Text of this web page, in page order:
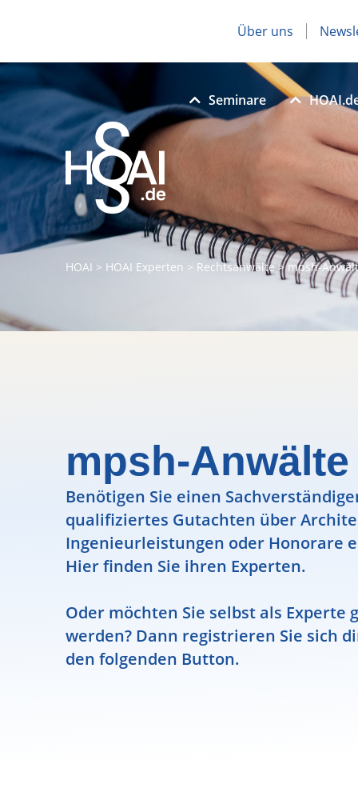
Über uns
Seminare
HOAI > HOAI Experten > Rechtsanwälte >mpsh-
mpsh-Anwälte
Benötigen Sie einen
qualifiziertes Gutachten über
Ingenieurleistungen oder Honorare
Hier finden Sie ihren Experten.
Oder möchten Sie selbst als Experte
werden? Dann registrieren Sie sich
den folgenden Button.